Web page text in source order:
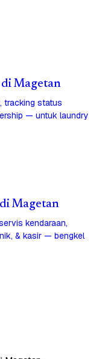
Magetan
tracking status
— untuk laundry
Magetan
kendaraan,
& kasir — bengkel